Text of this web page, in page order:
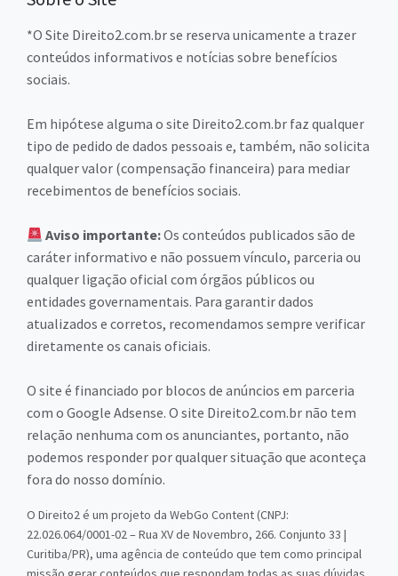
*O Site Direito2.com.br se reserva unicamente a trazer
conteúdos informativos e notícias sobre benefícios
sociais.
Em hipótese alguma o site Direito2.com.br faz qualquer
tipo de pedido de dados pessoais e, também, não solicita
qualquer valor (compensação financeira) para mediar
recebimentos de benefícios sociais.
Aviso importante:Os conteúdos publicados são de
caráter informativo e não possuem vínculo, parceria ou
qualquer ligação oficial com órgãos públicos ou
entidades governamentais. Para garantir dados
atualizados e corretos, recomendamos sempre verificar
diretamente os canais oficiais.
O site é financiado por blocos de anúncios em parceria
com o Google Adsense. O site Direito2.com.br não tem
relação nenhuma com os anunciantes, portanto, não
podemos responder por qualquer situação que aconteça
fora do nosso domínio.
O Direito2 é um projeto da WebGo Content (CNPJ:
22.026.064/0001-02 – Rua XV de Novembro, 266. Conjunto 33 |
Curitiba/PR), uma agência de conteúdo que tem como principal